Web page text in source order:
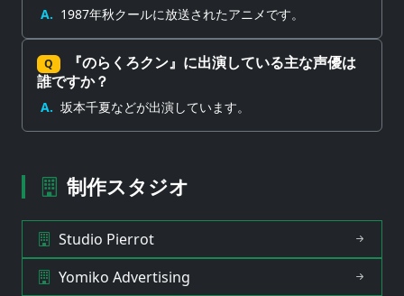
A. 1987年秋クールに放送されたアニメです。
Q
『のらくろクン』に出演している主な声優は
誰ですか？
A. 坂本千夏などが出演しています。
制作スタジオ
Studio Pierrot
Yomiko Advertising